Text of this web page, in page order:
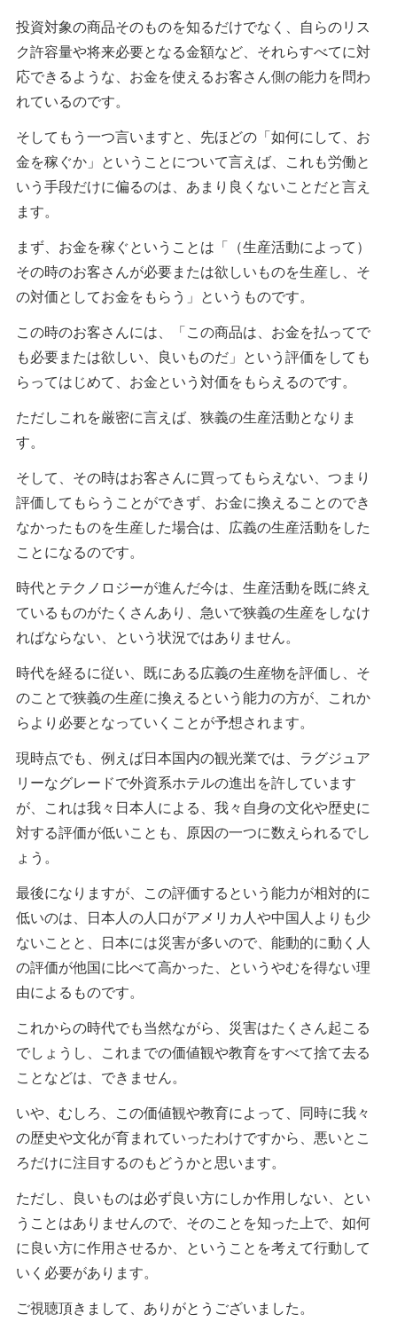
投資対象の商品そのものを知るだけでなく、自らのリス
ク許容量や将来必要となる金額など、それらすべてに対
応できるような、お金を使えるお客さん側の能力を問わ
れているのです。
そしてもう一つ言いますと、先ほどの「如何にして、お
金を稼ぐか」ということについて言えば、これも労働と
いう手段だけに偏るのは、あまり良くないことだと言え
ます。
まず、お金を稼ぐということは「（生産活動によって）
その時のお客さんが必要または欲しいものを生産し、そ
の対価としてお金をもらう」というものです。
この時のお客さんには、「この商品は、お金を払ってで
も必要または欲しい、良いものだ」という評価をしても
らってはじめて、お金という対価をもらえるのです。
ただしこれを厳密に言えば、狭義の生産活動となりま
す。
そして、その時はお客さんに買ってもらえない、つまり
評価してもらうことができず、お金に換えることのでき
なかったものを生産した場合は、広義の生産活動をした
ことになるのです。
時代とテクノロジーが進んだ今は、生産活動を既に終え
ているものがたくさんあり、急いで狭義の生産をしなけ
ればならない、という状況ではありません。
時代を経るに従い、既にある広義の生産物を評価し、そ
のことで狭義の生産に換えるという能力の方が、これか
らより必要となっていくことが予想されます。
現時点でも、例えば日本国内の観光業では、ラグジュア
リーなグレードで外資系ホテルの進出を許しています
が、これは我々日本人による、我々自身の文化や歴史に
対する評価が低いことも、原因の一つに数えられるでし
ょう。
最後になりますが、この評価するという能力が相対的に
低いのは、日本人の人口がアメリカ人や中国人よりも少
ないことと、日本には災害が多いので、能動的に動く人
の評価が他国に比べて高かった、というやむを得ない理
由によるものです。
これからの時代でも当然ながら、災害はたくさん起こる
でしょうし、これまでの価値観や教育をすべて捨て去る
ことなどは、できません。
いや、むしろ、この価値観や教育によって、同時に我々
の歴史や文化が育まれていったわけですから、悪いとこ
ろだけに注目するのもどうかと思います。
ただし、良いものは必ず良い方にしか作用しない、とい
うことはありませんので、そのことを知った上で、如何
に良い方に作用させるか、ということを考えて行動して
いく必要があります。
ご視聴頂きまして、ありがとうございました。